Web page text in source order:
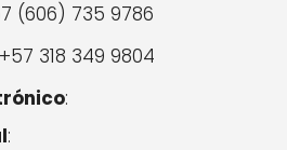
(606) 735 9786
318 349 9804
:
: